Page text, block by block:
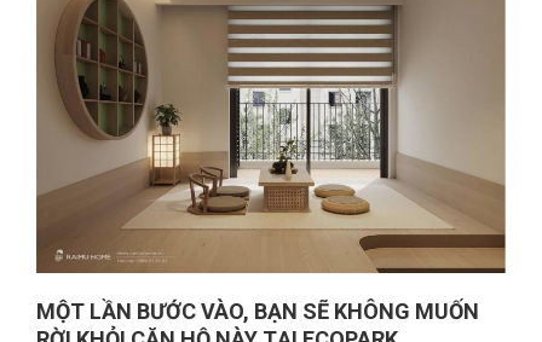
MỘT LẦN BƯỚC VÀO, BẠN SẼ KHÔNG MUỐN